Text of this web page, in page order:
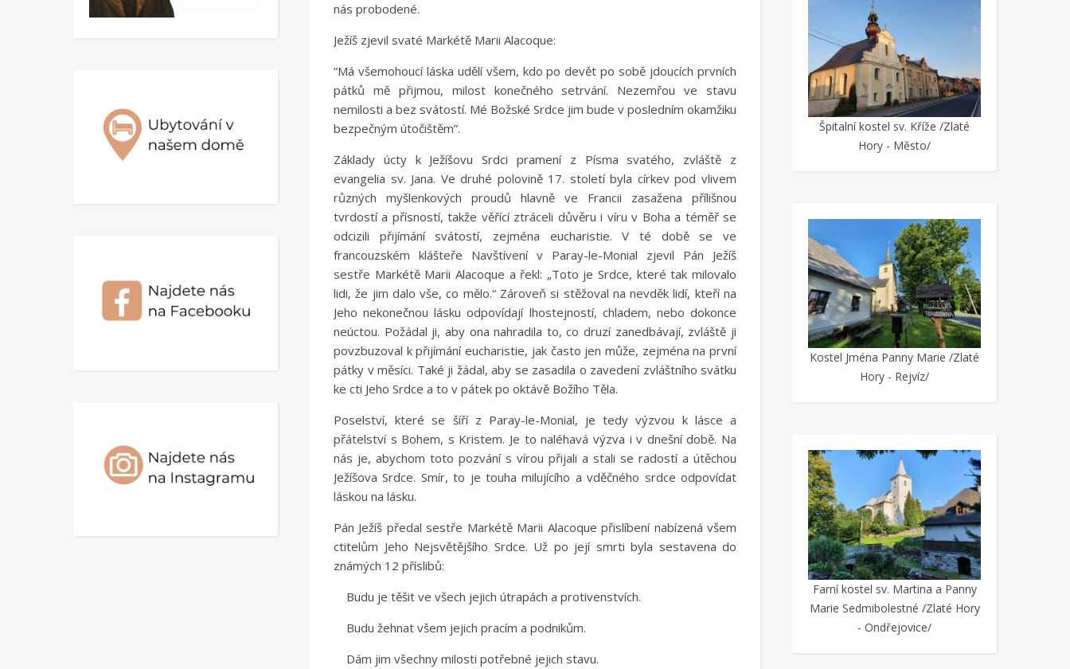
nás probodené.
Ježíš zjevil svaté Markétě Marii Alacoque:
“Má všemohoucí láska udělí všem, kdo po devět po sobě jdoucích prvních
pátků mě přijmou, milost konečného setrvání. Nezemřou ve stavu
nemilosti a bez svátostí. Mé Božské Srdce jim bude v posledním okamžiku
bezpečným útočištěm”.
Základy úcty k Ježíšovu Srdci pramení z Písma svatého, zvláště z
evangelia sv. Jana. Ve druhé polovině 17. století byla církev pod vlivem
různých myšlenkových proudů hlavně ve Francii zasažena přílišnou
tvrdostí a přísností, takže věřící ztráceli důvěru i víru v Boha a téměř se
odcizili přijímání svátostí, zejména eucharistie. V té době se ve
francouzském klášteře Navštívení v Paray-le-Monial zjevil Pán Ježíš
sestře Markétě Marii Alacoque a řekl: „Toto je Srdce, které tak milovalo
lidi, že jim dalo vše, co mělo.“ Zároveň si stěžoval na nevděk lidí, kteří na
Jeho nekonečnou lásku odpovídají lhostejností, chladem, nebo dokonce
neúctou. Požádal ji, aby ona nahradila to, co druzí zanedbávají, zvláště ji
povzbuzoval k přijímání eucharistie, jak často jen může, zejména na první
pátky v měsíci. Také ji žádal, aby se zasadila o zavedení zvláštního svátku
ke cti Jeho Srdce a to v pátek po oktávě Božího Těla.
Poselství, které se šíří z Paray-le-Monial, je tedy výzvou k lásce a
přátelství s Bohem, s Kristem. Je to naléhavá výzva i v dnešní době. Na
nás je, abychom toto pozvání s vírou přijali a stali se radostí a útěchou
Ježíšova Srdce. Smír, to je touha milujícího a vděčného srdce odpovídat
láskou na lásku.
Pán Ježíš předal sestře Markétě Marii Alacoque přislíbení nabízená všem
ctitelům Jeho Nejsvětějšího Srdce. Už po její smrti byla sestavena do
známých 12 příslibů:
Budu je těšit ve všech jejich útrapách a protivenstvích.
Budu žehnat všem jejich pracím a podnikům.
Dám jim všechny milosti potřebné jejich stavu.
Špitalní kostel sv. Kříže /Zlaté
Hory - Město/
Kostel Jména Panny Marie /Zlaté
Hory - Rejvíz/
Farní kostel sv. Martina a Panny
Marie Sedmibolestné /Zlaté Hory
- Ondřejovice/